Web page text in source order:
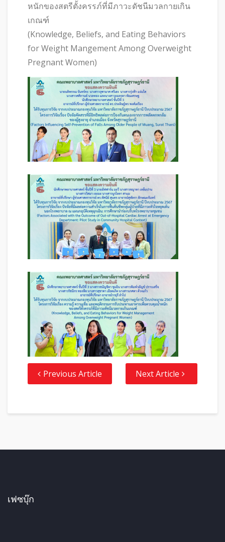
หนักของสตรีตั้งครรภ์ที่มีภาวะดัชนีมวลกายเกิน
เกณฑ์
(Knowledge, Beliefs, and Eating Behaviors
for Weight Mangement Among Overweight
Pregnant Women)
Previous Article Next Article
เฟซบุ๊ก